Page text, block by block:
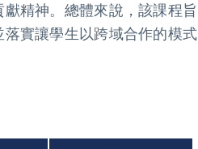
精神。總體來說，該課程旨
實讓學生以跨域合作的模式